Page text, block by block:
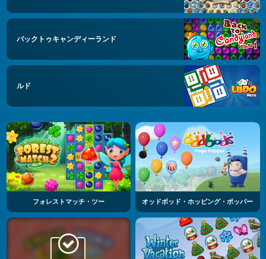
バックトゥキャンディーランド
ルド
フォレストマッチ・ツー オッドボッド・ホッピング・ポッパー